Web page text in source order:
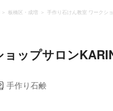
板橋区・成増 手作り石けん教室 ワークシ
ップサロン
手作り石鹸